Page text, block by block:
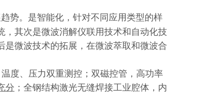
势。是智能化，针对不同应用类型的样
其次是微波消解仪联用技术和自动化技
微波技术的拓展，在微波萃取和微波合
度、压力双重测控；双磁控管，高功率
分 ；全钢结构激光无缝焊接工业腔体，内